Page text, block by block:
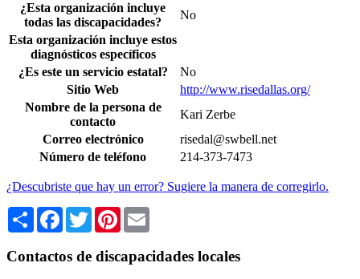
¿Esta organización incluye
todas las discapacidades?
No
Esta organización incluye estos
diagnósticos específicos
¿Es este un servicio estatal?
No
Sitio Web
http://www.risedallas.org/
Nombre de la persona de
contacto
Kari Zerbe
Correo electrónico
risedal@swbell.net
Número de teléfono
214-373-7473
¿Descubriste que hay un error? Sugiere la manera de corregirlo.
Share Facebook
TwitterPinterest
Contactos de discapacidades locales